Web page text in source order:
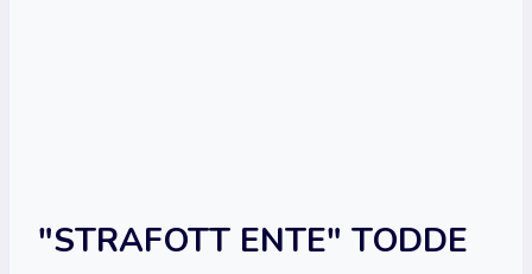
"STRAFOTT ENTE" TODDE